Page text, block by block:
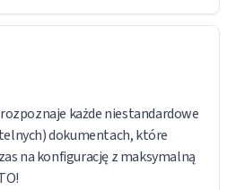
rozpoznaje każde niestandardowe
dokumentach, które
na konfigurację z maksymalną